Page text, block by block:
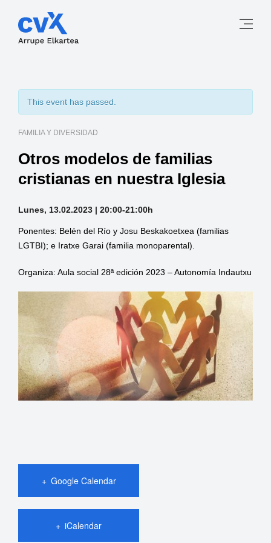
This event has passed.
FAMILIA Y DIVERSIDAD
Otros modelos de familias
cristianas en nuestra Iglesia
Lunes, 13.02.2023 | 20:00-21:00h
Ponentes: Belén del Río y Josu Beskakoetxea (familias
LGTBI); e Iratxe Garai (familia monoparental).
Organiza: Aula social 28ª edición 2023 – Autonomía Indautxu
Google Calendar
iCalendar